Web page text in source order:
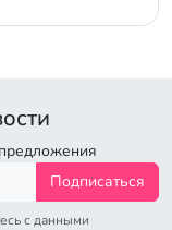
Подписаться
с данными